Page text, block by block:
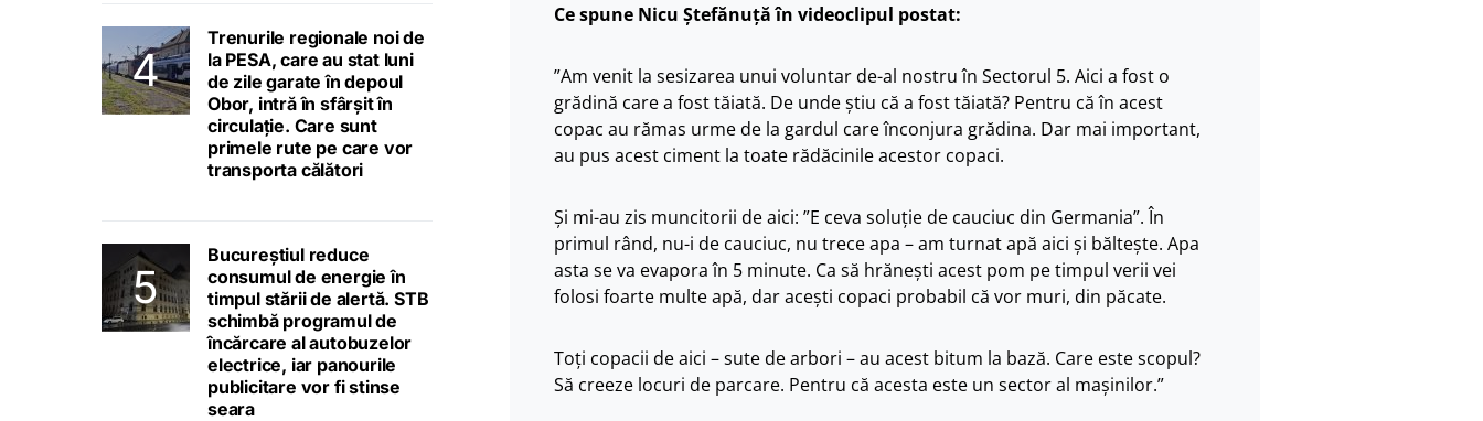
Ce spune Nicu Ștefănuță în videoclipul postat:
”Am venit la sesizarea unui voluntar de-al nostru în Sectorul 5. Aici a fost o
grădină care a fost tăiată. De unde știu că a fost tăiată? Pentru că în acest
copac au rămas urme de la gardul care înconjura grădina. Dar mai important,
au pus acest ciment la toate rădăcinile acestor copaci.
Și mi-au zis muncitorii de aici: ”E ceva soluție de cauciuc din Germania”. În
primul rând, nu-i de cauciuc, nu trece apa – am turnat apă aici și băltește. Apa
asta se va evapora în 5 minute. Ca să hrănești acest pom pe timpul verii vei
folosi foarte multe apă, dar acești copaci probabil că vor muri, din păcate.
Toți copacii de aici – sute de arbori – au acest bitum la bază. Care este scopul?
Să creeze locuri de parcare. Pentru că acesta este un sector al mașinilor.”
Trenurile regionale noi de
la PESA, care au stat luni
de zile garate în depoul
Obor, intră în sfârșit în
circulație. Care sunt
primele rute pe care vor
transporta călători
Bucureștiul reduce
consumul de energie în
timpul stării de alertă. STB
schimbă programul de
încărcare al autobuzelor
electrice, iar panourile
publicitare vor fi stinse
seara